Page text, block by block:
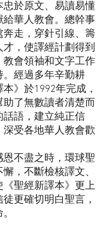
忠於原文、易讀易懂
給華人教會。總幹事
走，穿針引線、籌
，使譯經計劃得到
教會領袖和文字工作
。經過多年辛勤耕
》於1992年完成，
助了無數讀者清楚而
話語，建立純正信
深受各地華人教會歡
不盡之時，環球聖
，不斷檢核譯文、
《聖經新譯本》更上
更確切明白聖言，